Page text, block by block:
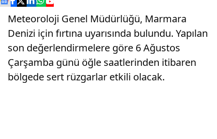
Meteoroloji Genel Müdürlüğü, Marmara
Denizi için fırtına uyarısında bulundu. Yapılan
son değerlendirmelere göre 6 Ağustos
Çarşamba günü öğle saatlerinden itibaren
bölgede sert rüzgarlar etkili olacak.